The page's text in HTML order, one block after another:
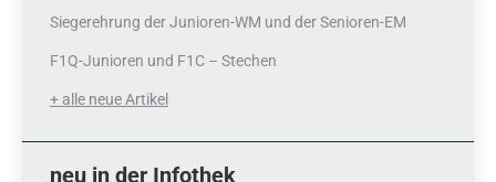
Siegerehrung der Junioren-WM und der Senioren-EM
F1Q-Junioren und F1C – Stechen
+ alle neue Artikel
neu in der Infothek